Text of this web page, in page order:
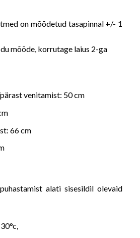
on mõõdetud tasapinnal +/- 1
mõõde, korrutage laius 2-ga
venitamist: 50 cm
66 cm
alati sisesildil olevaid